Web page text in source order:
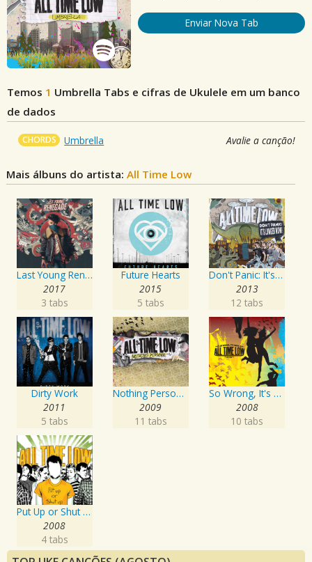
Enviar Nova Tab
Temos 1 Umbrella Tabs e cifras de Ukulele em um banco
de dados
CHORDS Umbrella Avalie a canção!
Mais álbuns do artista:All Time Low
Last Young Renegade
2017
3 tabs
Future Hearts
2015
5 tabs
Don't Panic: It's Longer Now!
2013
12 tabs
Dirty Work
2011
5 tabs
Nothing Personal
2009
11 tabs
So Wrong, It's Right
2008
10 tabs
Put Up or Shut Up
2008
4 tabs